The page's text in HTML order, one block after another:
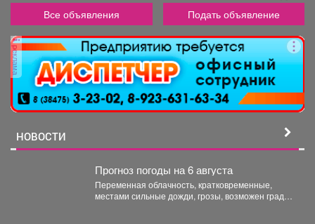
Все объявления Подать объявление
реклама
НОВОСТИ
Прогноз погоды на 6 августа
Переменная облачность, кратковременные,
местами сильные дожди, грозы, возможен град.